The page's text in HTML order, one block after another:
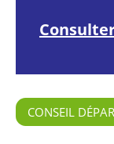
CONSEIL